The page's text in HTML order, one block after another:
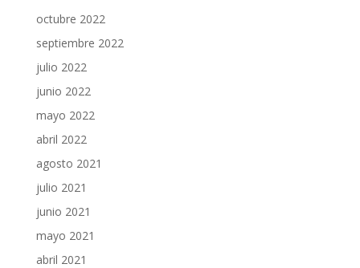
octubre 2022
septiembre 2022
julio 2022
junio 2022
mayo 2022
abril 2022
agosto 2021
julio 2021
junio 2021
mayo 2021
abril 2021